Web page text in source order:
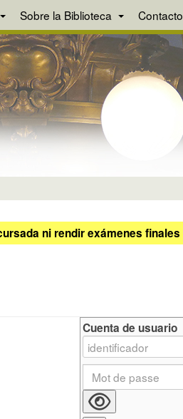
Sobre la Biblioteca Contacto
ni rendir exámenes finales
Cuenta de usuario